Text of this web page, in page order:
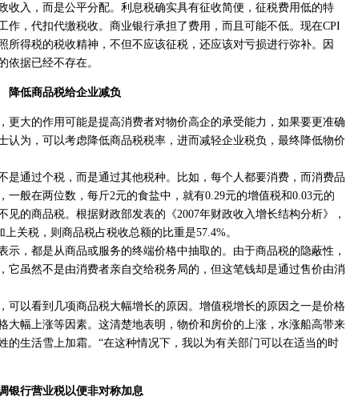
入，而是公平分配。利息税确实具有征收简便，征税费用低的特
作，代扣代缴税收。商业银行承担了费用，而且可能不低。现在CPI
所得税的税收精神，不但不应该征税，还应该对亏损进行弥补。因
依据已经不存在。
降低商品税给企业减负
大的作用可能是提高消费者对物价高企的承受能力，如果要更准确
认为，可以考虑降低商品税税率，进而减轻企业税负，最终降低物价
通过个税，而是通过其他税种。比如，每个人都要消费，而消费品
般在两位数，每斤2元的食盐中，就有0.29元的增值税和0.03元的
的商品税。根据财政部发表的《2007年财政收入增长结构分析》，
关税，则商品税占税收总额的比重是57.4%。
，都是从商品或服务的终端价格中抽取的。由于商品税的隐蔽性，
它虽然不是由消费者亲自交给税务局的，但这笔钱却是通过售价由消
以看到几项商品税大幅增长的原因。增值税增长的原因之一是价格
大幅上涨等因素。这清楚地表明，物价和房价的上涨，水涨船高带来
的生活雪上加霜。“在这种情况下，我以为有关部门可以在适当的时
银行营业税以便非对称加息